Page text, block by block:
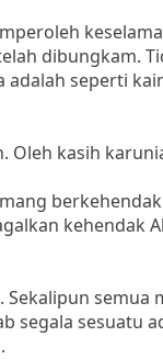
dibungkam.
adalah seperti
Oleh kasih
kehendak
. Sekalipun semua
segala sesuatu